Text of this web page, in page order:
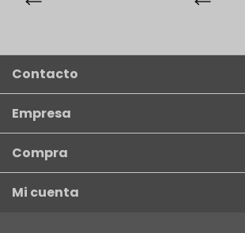
Contacto
Empresa
Compra
Mi cuenta